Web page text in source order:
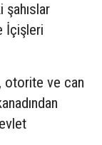
İçişleri
otorite ve can